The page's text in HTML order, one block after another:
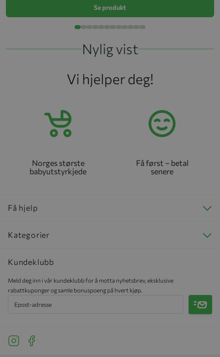
Se produkt
Nylig vist
Vi hjelper deg!
Norges største
babyutstyrkjede
Få først – betal
senere
Få hjelp
Kategorier
Kundeklubb
Meld deg inn i vår kundeklubb for å motta nyhetsbrev, eksklusive
rabattkuponger og samle bonuspoeng på hvert kjøp.
Meld
See our Instagram
See our Facebook